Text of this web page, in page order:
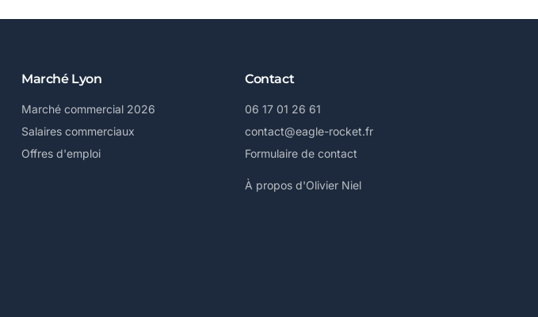
Marché Lyon
Marché commercial 2026
Salaires commerciaux
Offres d'emploi
Contact
06 17 01 26 61
contact@eagle-rocket.fr
Formulaire de contact
À propos d'Olivier Niel